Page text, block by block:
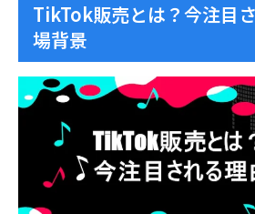
TikTok販売とは？今注目
場背景